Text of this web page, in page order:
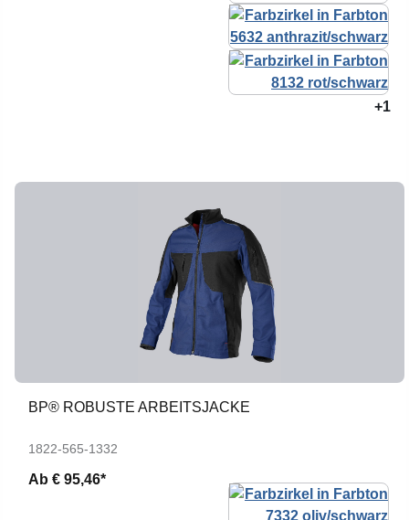
+1
BP® ROBUSTE ARBEITSJACKE
1822-565-1332
Ab € 95,46*